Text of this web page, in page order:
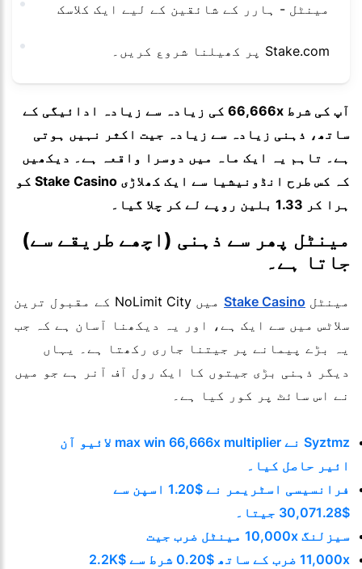
مینٹل - ہارر کے شائقین کے لیے ایک کلاسک
Stake.com پر کھیلنا شروع کریں۔
آپ کی شرط 66,666x کی زیادہ سے زیادہ ادائیگی کے
ساتھ، ذہنی زیادہ سے زیادہ جیت اکثر نہیں ہوتی
ہے۔ تاہم یہ ایک ماہ میں دوسرا واقعہ ہے۔ دیکھیں
کہ کس طرح انڈونیشیا سے ایک کھلاڑی Stake Casino کو
ہرا کر 1.33 بلین روپے لے کر چلا گیا۔
مینٹل پھر سے ذہنی (اچھے طریقے سے)
جاتا ہے۔
مینٹل Stake Casino
میں NoLimit City کے مقبول ترین
سلاٹس میں سے ایک ہے، اور یہ دیکھنا آسان ہے کہ جب
یہ بڑے پیمانے پر جیتنا جاری رکھتا ہے۔ یہاں
دیگر ذہنی بڑی جیتوں کا ایک رول آف آنر ہے جو میں
نے اس سائٹ پر کور کیا ہے۔
Syztmz نے max win 66,666x multiplier لائیو آن
ائیر حاصل کیا۔
فرانسیسی اسٹریمر نے $1.20 اسپن سے
$30,071.28 جیتا۔
سیزلنگ 10,000x مینٹل ضرب جیت
11,000x ضرب کے ساتھ $0.20 شرط سے $2.2K